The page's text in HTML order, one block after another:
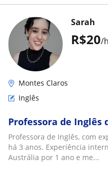
R$20/h
Sarah
Montes Claros
Inglês
Professora de Inglês
Professora de Inglês, com
há 3 anos. Experiência
Austrália por 1 ano e me...